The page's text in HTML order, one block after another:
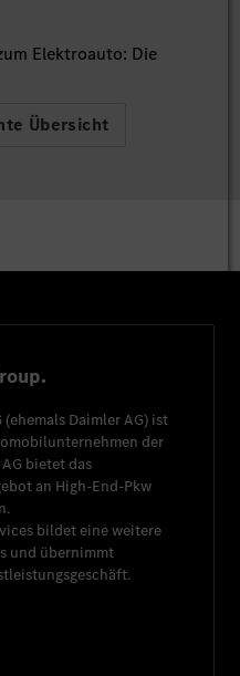
Elektroauto: Die
Übersicht
(ehemals Daimler AG) ist
der
bietet das
an High-End-Pkw
bildet eine weitere
und übernimmt